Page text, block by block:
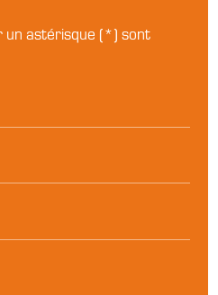
un astérisque (*) sont